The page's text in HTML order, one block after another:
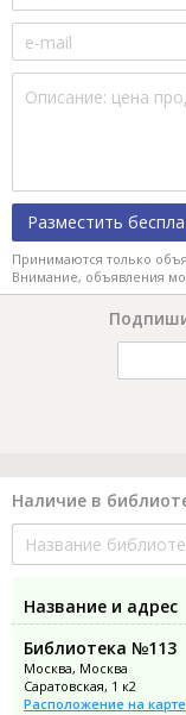
Разместить
Принимаются только
Внимание, объявления
Наличие в
Название и адрес
Библиотека №113
Москва, Москва
Саратовская, 1 к2
Расположение на карте